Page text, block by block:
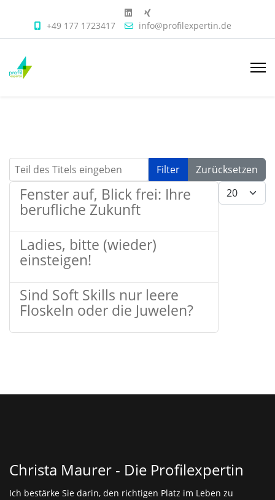
+49 177 1723417 info@profilexpertin.de
Teil des Titels eingeben Filter
Zurücksetzen
Anzeige #
Fenster auf, Blick frei: Ihre
berufliche Zukunft
Ladies, bitte (wieder)
einsteigen!
Sind Soft Skills nur leere
Floskeln oder die Juwelen?
Christa Maurer - Die Profilexpertin
Ich bestärke Sie darin, den richtigen Platz im Leben zu